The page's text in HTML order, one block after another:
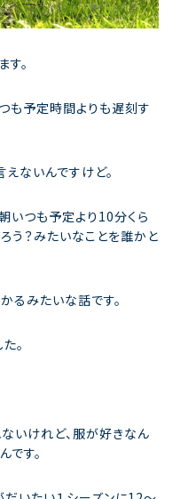
。
も予定時間よりも遅刻す
えないんですけど。
いつも予定より10分くら
う？みたいなことを誰かと
るみたいな話です。
。
いけれど、服が好きなん
す。